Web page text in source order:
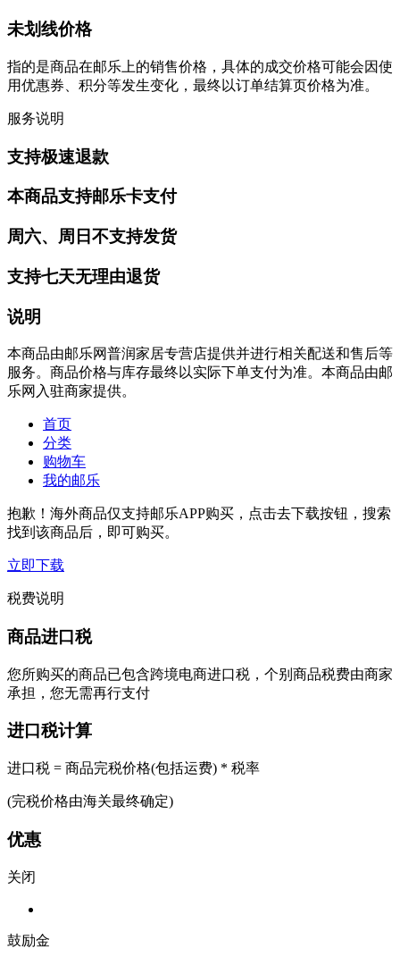
未划线价格
指的是商品在邮乐上的销售价格，具体的成交价格可能会因使
用优惠券、积分等发生变化，最终以订单结算页价格为准。
服务说明
支持极速退款
本商品支持邮乐卡支付
周六、周日不支持发货
支持七天无理由退货
说明
本商品由邮乐网普润家居专营店提供并进行相关配送和售后等
服务。商品价格与库存最终以实际下单支付为准。本商品由邮
乐网入驻商家提供。
首页
分类
购物车
我的邮乐
抱歉！海外商品仅支持邮乐APP购买，点击去下载按钮，搜索
找到该商品后，即可购买。
立即下载
税费说明
商品进口税
您所购买的商品已包含跨境电商进口税，个别商品税费由商家
承担，您无需再行支付
进口税计算
进口税 = 商品完税价格(包括运费) * 税率
(完税价格由海关最终确定)
优惠
关闭
鼓励金